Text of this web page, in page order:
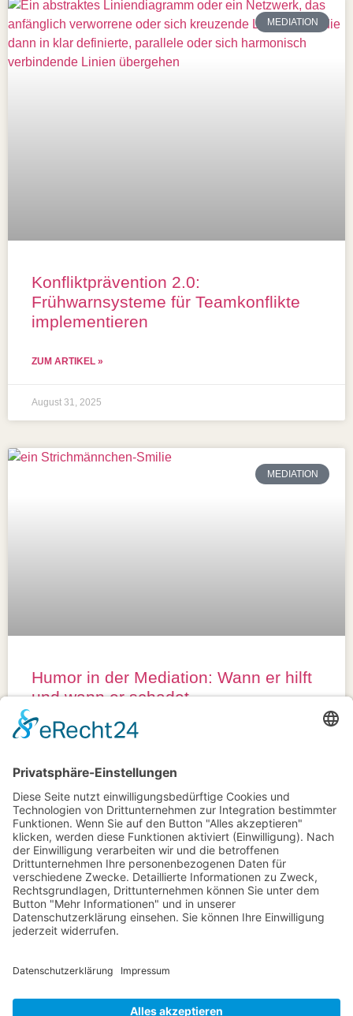
MEDIATION
Konfliktprävention 2.0:
Frühwarnsysteme für Teamkonflikte
implementieren
ZUM ARTIKEL »
August 31, 2025
MEDIATION
Humor in der Mediation: Wann er hilft
und wann er schadet
ZUM ARTIKEL »
August 24, 2025
Jens Eggert im Kampe
kontakt@tiefsicht.de